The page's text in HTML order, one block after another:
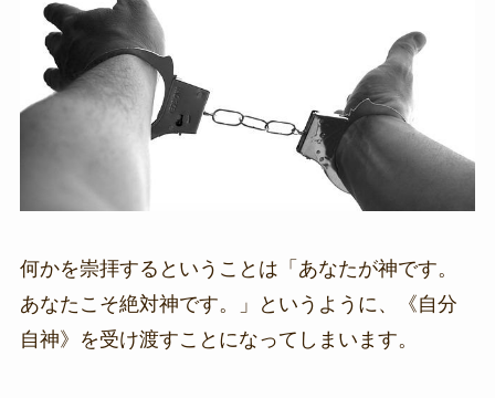
何かを崇拝するということは「あなたが神です。
あなたこそ絶対神です。」というように、《自分
自神》を受け渡すことになってしまいます。